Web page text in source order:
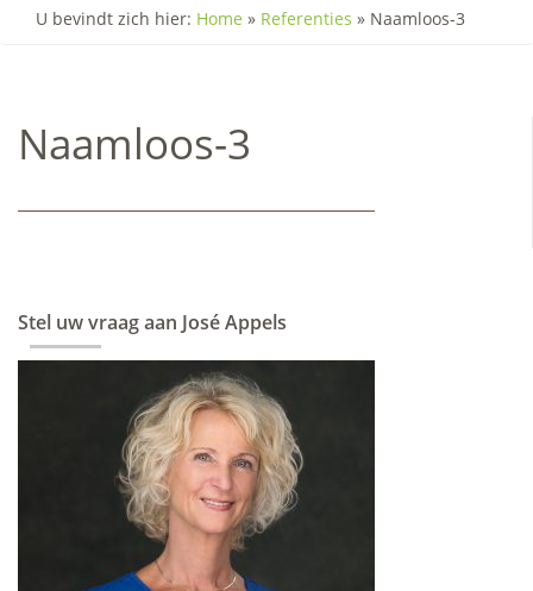
U bevindt zich hier: Home » Referenties » Naamloos-3
Naamloos-3
Stel uw vraag aan José Appels